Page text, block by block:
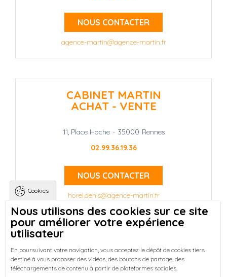
NOUS CONTACTER
agence-martin@agence-martin.fr
CABINET MARTIN
ACHAT - VENTE
11, Place Hoche - 35000 Rennes
02.99.36.19.36
NOUS CONTACTER
horel.denis@agence-martin.fr
Landing pagesQui sommes-nous ?
-
Réussir votre achat immobilier à Rennes
-
Découvrez nos programmes neufs à Rennes
Entreprises : Bureaux & Commerces
Cookies
Nous utilisons des cookies sur ce site
pour améliorer votre expérience
utilisateur
En poursuivant votre navigation, vous acceptez le dépôt de cookies tiers
destiné à vous proposer des vidéos, des boutons de partage, des
téléchargements de contenu à partir de plateformes sociales.